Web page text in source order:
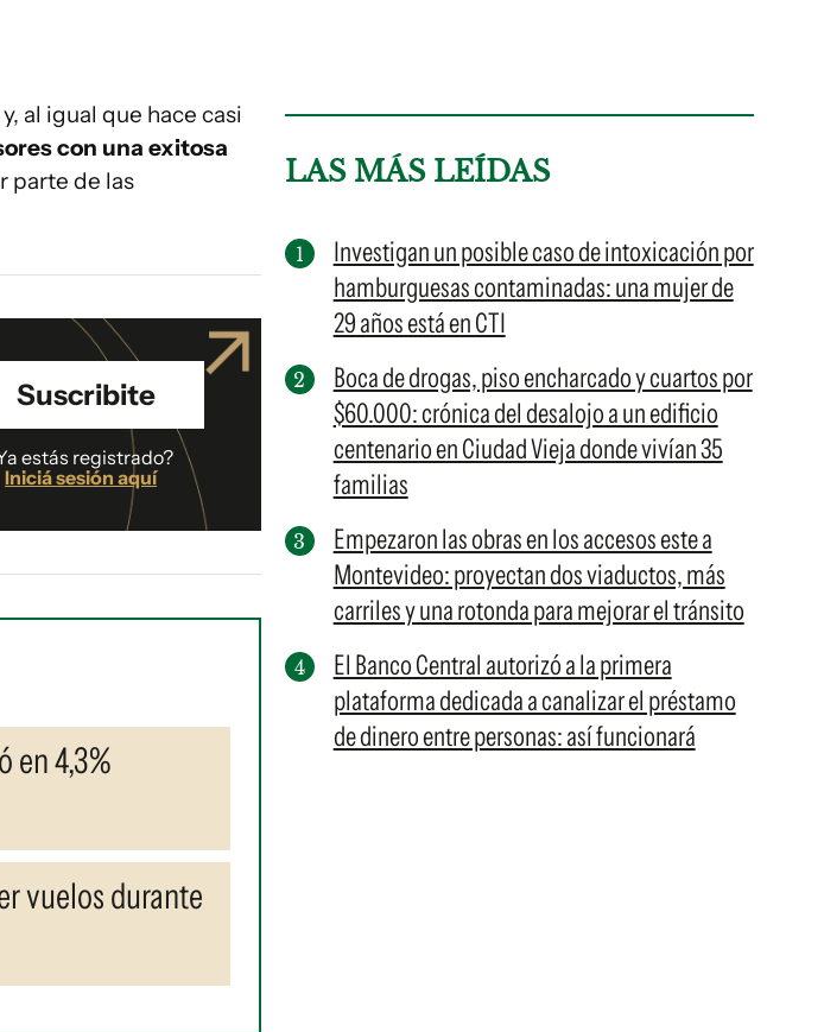
al igual que hace casi
con una exitosa
parte de las
Suscribite
estás registrado?
Iniciá sesión aquí
en 4,3%
vuelos durante
LAS MÁS LEÍDAS
Investigan un posible caso de intoxicación por
hamburguesas contaminadas: una mujer de
29 años está en CTI
Boca de drogas, piso encharcado y cuartos por
$60.000: crónica del desalojo a un edificio
centenario en Ciudad Vieja donde vivían 35
familias
Empezaron las obras en los accesos este a
Montevideo: proyectan dos viaductos, más
carriles y una rotonda para mejorar el tránsito
El Banco Central autorizó a la primera
plataforma dedicada a canalizar el préstamo
de dinero entre personas: así funcionará